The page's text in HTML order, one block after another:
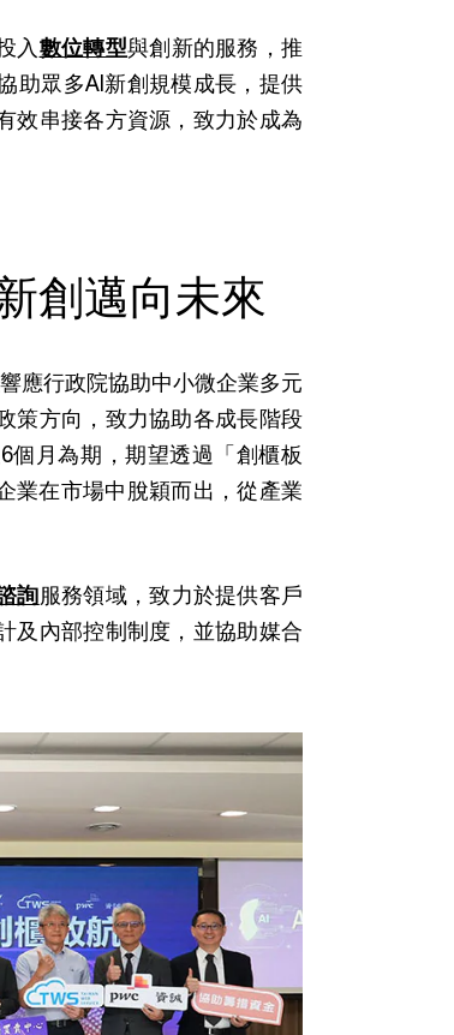
入 數位轉型與創新的服務，推
助眾多AI新創規模成長，提供
效串接各方資源，致力於成為
創邁向未來
應行政院協助中小微企業多元
策方向，致力協助各成長階段
個月為期，期望透過「創櫃板
業在市場中脫穎而出，從產業
詢服務領域，致力於提供客戶
及內部控制制度，並協助媒合